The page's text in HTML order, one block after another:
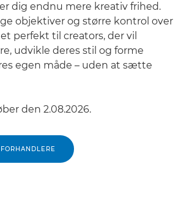
dig endnu mere kreativ frihed.
objektiver og større kontrol over
perfekt til creators, der vil
udvikle deres stil og forme
egen måde – uden at sætte
den 2.08.2026.